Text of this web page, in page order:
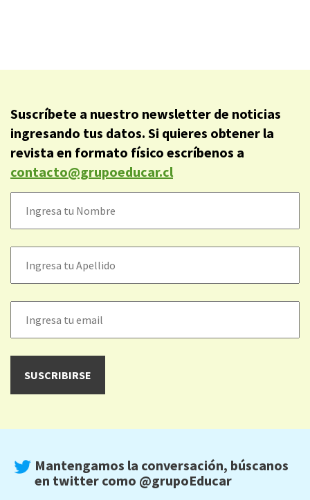
Suscríbete a nuestro newsletter de noticias
ingresando tus datos. Si quieres obtener la
revista en formato físico escríbenos a
contacto@grupoeducar.cl
Mantengamos la conversación, búscanos
en twitter como @grupoEducar